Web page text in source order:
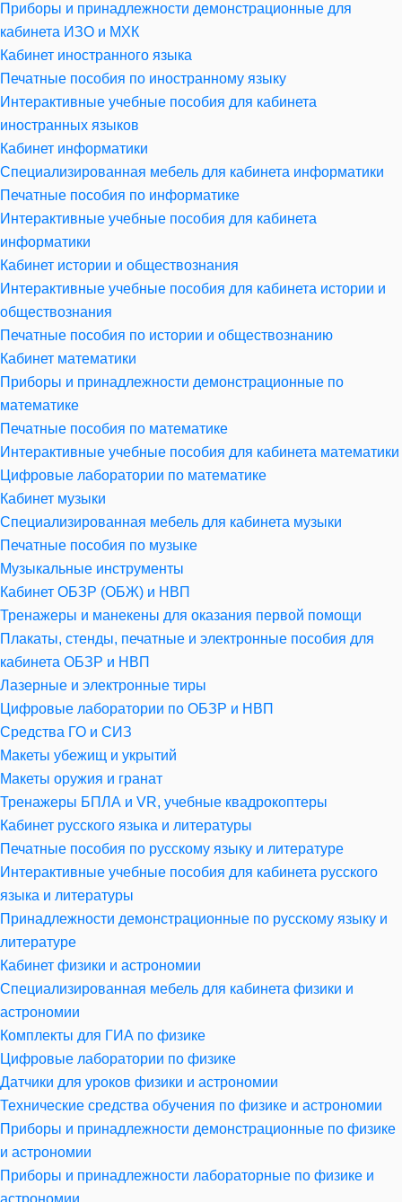
Приборы и принадлежности демонстрационные для
кабинета ИЗО и МХК
Кабинет иностранного языка
Печатные пособия по иностранному языку
Интерактивные учебные пособия для кабинета
иностранных языков
Кабинет информатики
Специализированная мебель для кабинета информатики
Печатные пособия по информатике
Интерактивные учебные пособия для кабинета
информатики
Кабинет истории и обществознания
Интерактивные учебные пособия для кабинета истории и
обществознания
Печатные пособия по истории и обществознанию
Кабинет математики
Приборы и принадлежности демонстрационные по
математике
Печатные пособия по математике
Интерактивные учебные пособия для кабинета математики
Цифровые лаборатории по математике
Кабинет музыки
Специализированная мебель для кабинета музыки
Печатные пособия по музыке
Музыкальные инструменты
Кабинет ОБЗР (ОБЖ) и НВП
Тренажеры и манекены для оказания первой помощи
Плакаты, стенды, печатные и электронные пособия для
кабинета ОБЗР и НВП
Лазерные и электронные тиры
Цифровые лаборатории по ОБЗР и НВП
Средства ГО и СИЗ
Макеты убежищ и укрытий
Макеты оружия и гранат
Тренажеры БПЛА и VR, учебные квадрокоптеры
Кабинет русского языка и литературы
Печатные пособия по русскому языку и литературе
Интерактивные учебные пособия для кабинета русского
языка и литературы
Принадлежности демонстрационные по русскому языку и
литературе
Кабинет физики и астрономии
Специализированная мебель для кабинета физики и
астрономии
Комплекты для ГИА по физике
Цифровые лаборатории по физике
Датчики для уроков физики и астрономии
Технические средства обучения по физике и астрономии
Приборы и принадлежности демонстрационные по физике
и астрономии
Приборы и принадлежности лабораторные по физике и